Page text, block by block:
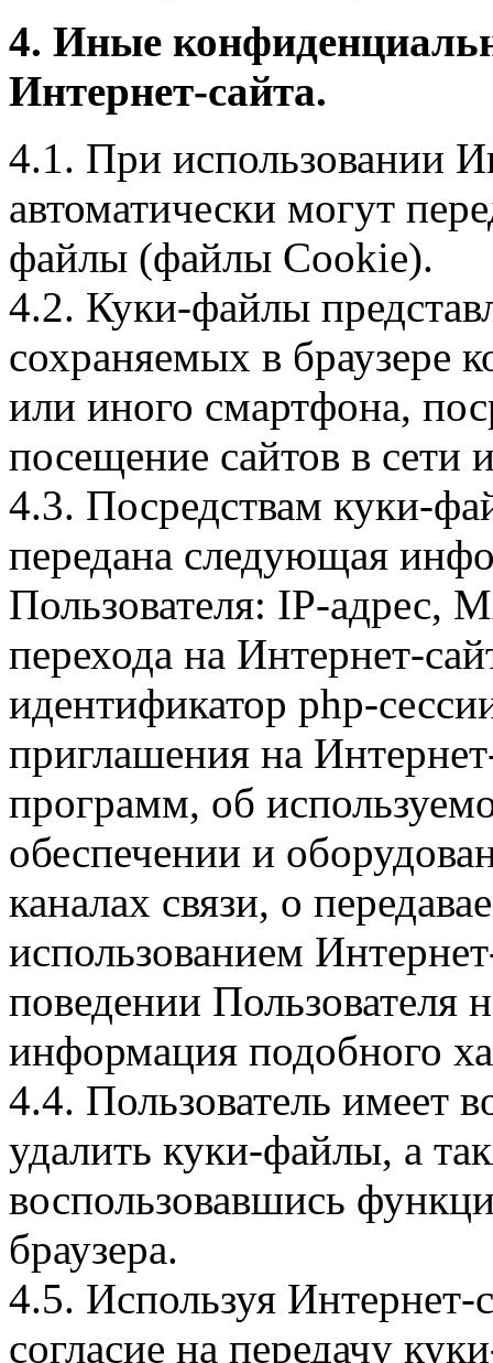
4. Иные
Интернет-сайта.
4.1. При использовании
автоматически могут
файлы (файлы Cookie).
4.2. Куки-файлы
сохраняемых в браузере
или иного смартфона,
посещение сайтов в сети
4.3. Посредствам куки-
передана следующая
Пользователя: IP-адрес,
перехода на Интернет-
идентификатор php-
приглашения на
программ, об
обеспечении и
каналах связи, о
использованием
поведении Пользователя
информация подобного
4.4. Пользователь имеет
удалить куки-файлы, а
воспользовавшись
браузера.
4.5. Используя Интернет-
согласие на передачу